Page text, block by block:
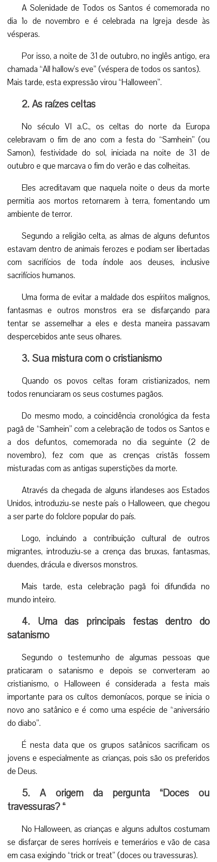
Se você conhece alguém que se ilude com a
“inocência” dessa comemoração ou que não sabe nada
trazemos.
Este elenco de informações sobre o Holloween foi
publicado pela ACI e julgamos oportuno transcrevê-lo.
1. A origem do nome
A Solenidade de Todos os Santos é comemorada no
dia 1º de novembro e é celebrada na Igreja desde às
vésperas.
chamada “All hallow’s eve” (véspera de todos os santos).
Mais tarde, esta expressão virou “Halloween”.
No século VI a.C., os celtas do norte da Europa
celebravam o fim de ano com a festa do “Samhein” (ou
Samon), festividade do sol, iniciada na noite de 31 de
Eles acreditavam que naquela noite o deus da morte
permitia aos mortos retornarem à terra, fomentando um
ambiente de terror.
Segundo a religião celta, as almas de alguns defuntos
com sacrifícios de toda índole aos deuses, inclusive
sacrifícios humanos.
Uma forma de evitar a maldade dos espíritos malignos,
fantasmas e outros monstros era se disfarçando para
tentar se assemelhar a eles e desta maneira passavam
despercebidos ante seus olhares.
Quando os povos celtas foram cristianizados, nem
todos renunciaram os seus costumes pagãos.
Do mesmo modo, a coincidência cronológica da festa
pagã de “Samhein” com a celebração de todos os Santos e
a dos defuntos, comemorada no dia seguinte (2 de
misturadas com as antigas superstições da morte.
Através da chegada de alguns irlandeses aos Estados
Unidos, introduziu-se neste país o Halloween, que chegou
a ser parte do folclore popular do país.
Logo, incluindo a contribuição cultural de outros
migrantes, introduziu-se a crença das bruxas, fantasmas,
duendes, drácula e diversos monstros.
Mais tarde, esta celebração pagã foi difundida no
mundo inteiro.
4. Uma das principais festas dentro do
satanismo
praticaram o satanismo e depois se converteram ao
cristianismo, o Halloween é considerada a festa mais
novo ano satânico e é como uma espécie de “aniversário
do diabo”.